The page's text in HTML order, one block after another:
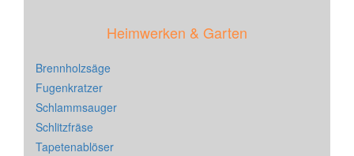
Heimwerken & Garten
Brennholzsäge
Fugenkratzer
Schlammsauger
Schlitzfräse
Tapetenablöser